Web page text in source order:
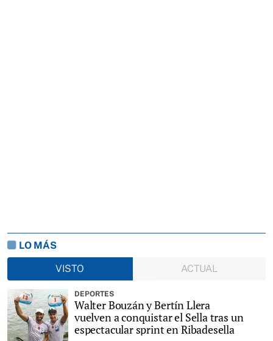
LO MÁS
VISTO
ACTUAL
DEPORTES
Walter Bouzán y Bertín Llera
vuelven a conquistar el Sella tras un
espectacular sprint en Ribadesella